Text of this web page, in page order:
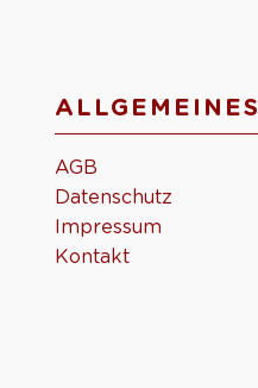
ALLGEMEINES
AGB
Datenschutz
Impressum
Kontakt